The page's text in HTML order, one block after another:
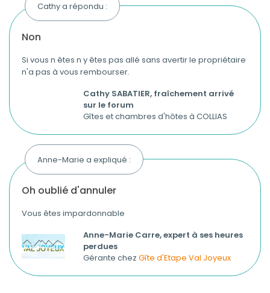
Cathy a répondu :
non
Si vous n êtes n y êtes pas allé sans avertir le propriétaire
n'a pas à vous rembourser.
Cathy SABATIER, fraîchement arrivé
sur le forum
Gîtes et chambres d'hôtes à COLLIAS
Anne-Marie a expliqué :
oh oublié d'annuler
Vous êtes impardonnable
Anne-Marie Carre, expert à ses heures
perdues
Gérante chez Gîte d'Etape Val Joyeux